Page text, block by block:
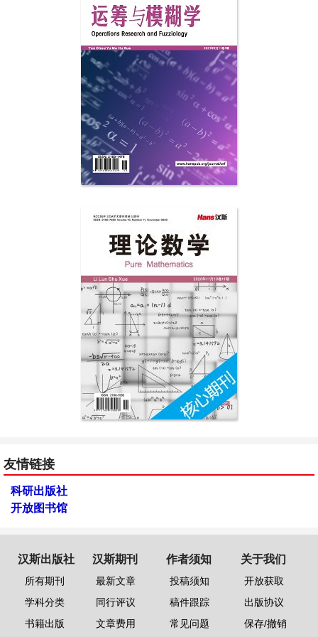
友情链接
科研出版社
开放图书馆
汉斯出版社
所有期刊
学科分类
书籍出版
汉斯期刊
最新文章
同行评议
文章费用
作者须知
投稿须知
稿件跟踪
常见问题
关于我们
开放获取
出版协议
保存/撤销